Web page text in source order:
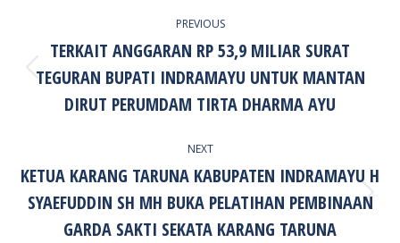
PREVIOUS
Previous
post:
TERKAIT ANGGARAN RP 53,9 MILIAR SURAT
TEGURAN BUPATI INDRAMAYU UNTUK MANTAN
DIRUT PERUMDAM TIRTA DHARMA AYU
NEXT
Next
post:
KETUA KARANG TARUNA KABUPATEN INDRAMAYU H
SYAEFUDDIN SH MH BUKA PELATIHAN PEMBINAAN
GARDA SAKTI SEKATA KARANG TARUNA